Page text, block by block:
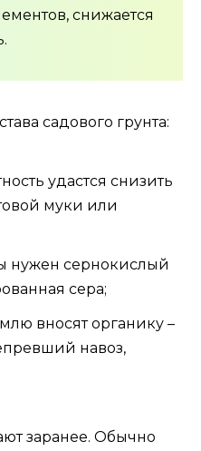
снижается
садового грунта:
удастся снизить
муки или
нужен сернокислый
сера;
вносят органику –
навоз,
заранее. Обычно